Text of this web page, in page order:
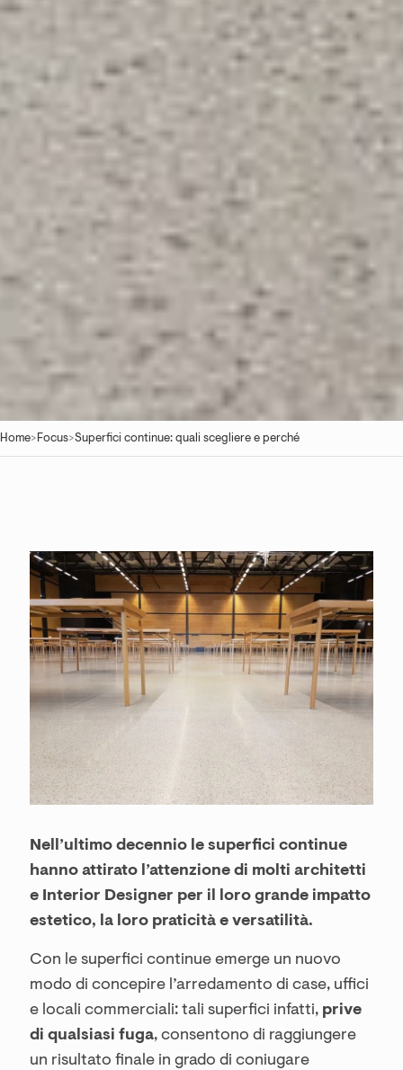
Home> Focus>Superfici continue: quali scegliere e perché
Nell’ultimo decennio le superfici continue
hanno attirato l’attenzione di molti architetti
e Interior Designer per il loro grande impatto
estetico, la loro praticità e versatilità.
Con le superfici continue emerge un nuovo
modo di concepire l’arredamento di case, uffici
e locali commerciali: tali superfici infatti, prive
di qualsiasi fuga, consentono di raggiungere
un risultato finale in grado di coniugare